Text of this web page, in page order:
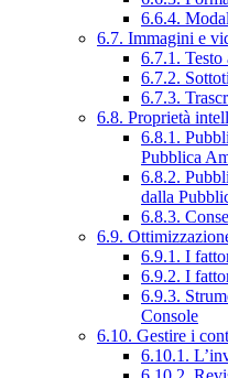
6.6.4.
6.7. Immagini e
6.7.1.
6.7.2.
6.7.3.
6.8. Proprietà
6.8.1.
Pubblica
6.8.2.
dalla
6.8.3.
6.9.
6.9.1. I
6.9.2. I
6.9.3.
Console
6.10. Gestire i
6.10.1.